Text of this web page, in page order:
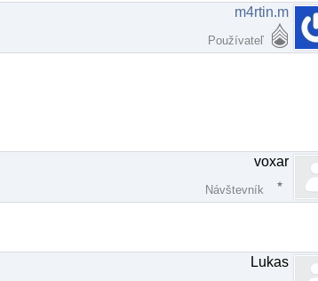
m4rtin.m
Používateľ
voxar
Návštevník
Lukas